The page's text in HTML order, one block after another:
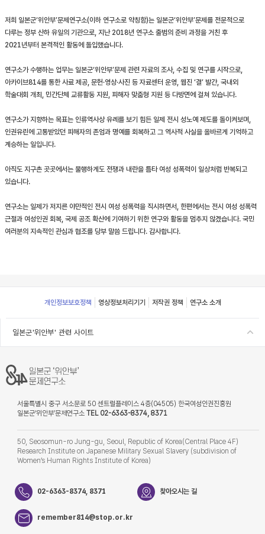
저희 일본군‘위안부’문제연구소(이하 연구소로 약칭함)는 일본군‘위안부’문제를 전문적으로
다루는 정부 산하 유일의 기관으로, 지난 2018년 연구소 출범의 준비 과정을 거친 후
2021년부터 본격적인 활동에 돌입했습니다.
연구소가 수행하는 업무는 일본군‘위안부’문제 관련 자료의 조사, 수집 및 연구를 시작으로,
아카이브814를 통한 사료 제공, 문헌·영상·사진 등 자료센터 운영, 웹진 ‘결’ 발간, 국내외
학술대회 개최, 민간단체 교류활동 지원, 피해자 맞춤형 지원 등 다방면에 걸쳐 있습니다.
연구소가 지향하는 목표는 인류역사상 유례를 보기 힘든 일제 전시 성노예 제도를 돌이켜보며,
인권유린에 고통받았던 피해자의 존엄과 명예를 회복하고 그 역사적 사실을 올바르게 기억하고
계승하는 일입니다.
아직도 지구촌 곳곳에서는 불행하게도 전쟁과 내란을 틈타 여성 성폭력이 일상처럼 반복되고
있습니다.
연구소는 일제가 저지른 야만적인 전시 여성 성폭력을 직시하면서, 한편에서는 전시 여성 성폭력
근절과 여성인권 회복, 국제 공조 확산에 기여하기 위한 연구와 활동을 멈추지 않겠습니다. 국민
여러분의 지속적인 관심과 협조를 당부 말씀 드립니다. 감사합니다.
Footer
개인정보보호정책 영상정보처리기기 저작권 정책 연구소 소개
일본군'위안부' 관련 사이트
서울특별시 중구 서소문로 50 센트럴플레이스 4층(04505) 한국여성인권진흥원
일본군‘위안부’문제연구소 TEL 02-6363-8374, 8371
50, Seosomun-ro Jung-gu, Seoul, Republic of Korea(Central Place 4F)
Research Institute on Japanese Military Sexual Slavery (subdivision of
Women’s Human Rights Institute of Korea)
02-6363-8374, 8371 찾아오시는 길
remember814@stop.or.kr